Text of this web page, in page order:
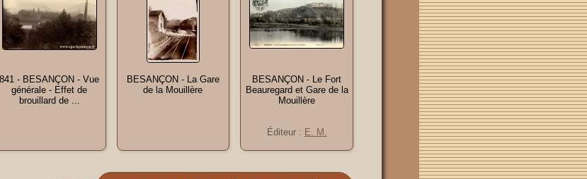
841 - BESANÇON - Vue
générale - Effet de
brouillard de ...
BESANÇON - La Gare
de la Mouillère
BESANÇON - Le Fort
Beauregard et Gare de la
Mouillère
Éditeur : E. M.